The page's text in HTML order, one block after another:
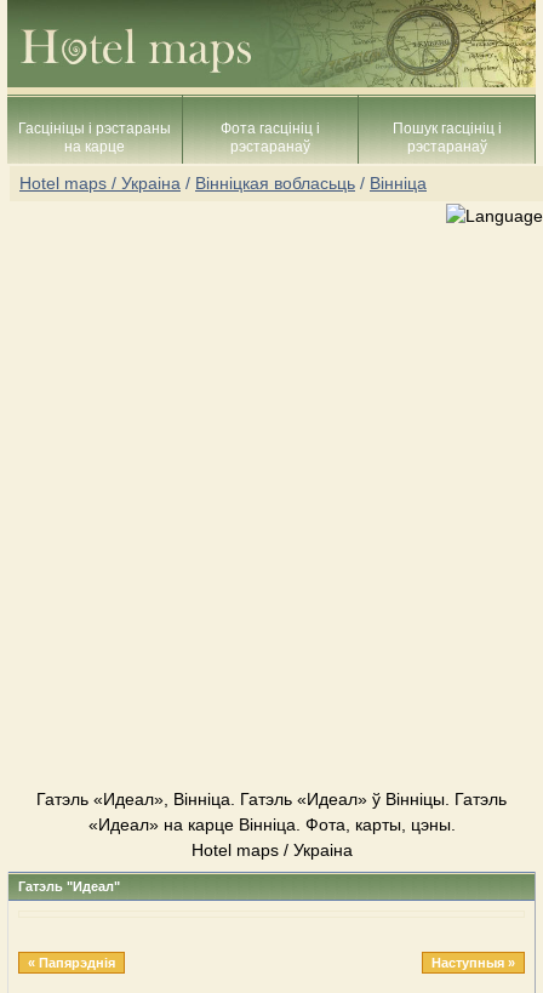
Гасцініцы і рэстараны
на карце
Фота гасцініц і
рэстаранаў
Пошук гасцініц і
рэстаранаў
Hotel maps / Украіна / Вінніцкая вобласьць / Вінніца
Гатэль «Идеал», Вінніца. Гатэль «Идеал» ў Вінніцы. Гатэль
«Идеал» на карце Вінніца. Фота, карты, цэны.
Hotel maps / Украіна
Гатэль "Идеал"
« Папярэднія Наступныя »